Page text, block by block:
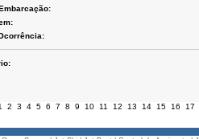
2 3 4 5 6 7 8 9 10 11 12 13 14 15 16 17